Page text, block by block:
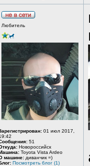
Любитель
01 июл 2017,
51
Новороссийск
Toyota Vista Ardeo
машине: диванчик =)
Посмотреть блог (1)